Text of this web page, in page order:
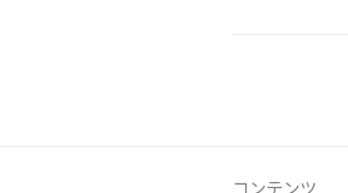
コンテンツ